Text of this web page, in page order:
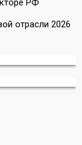
отрасли 2026